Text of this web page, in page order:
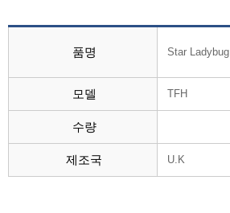
품명 Star Ladybug
모델 TFH
수량
제조국 U.K